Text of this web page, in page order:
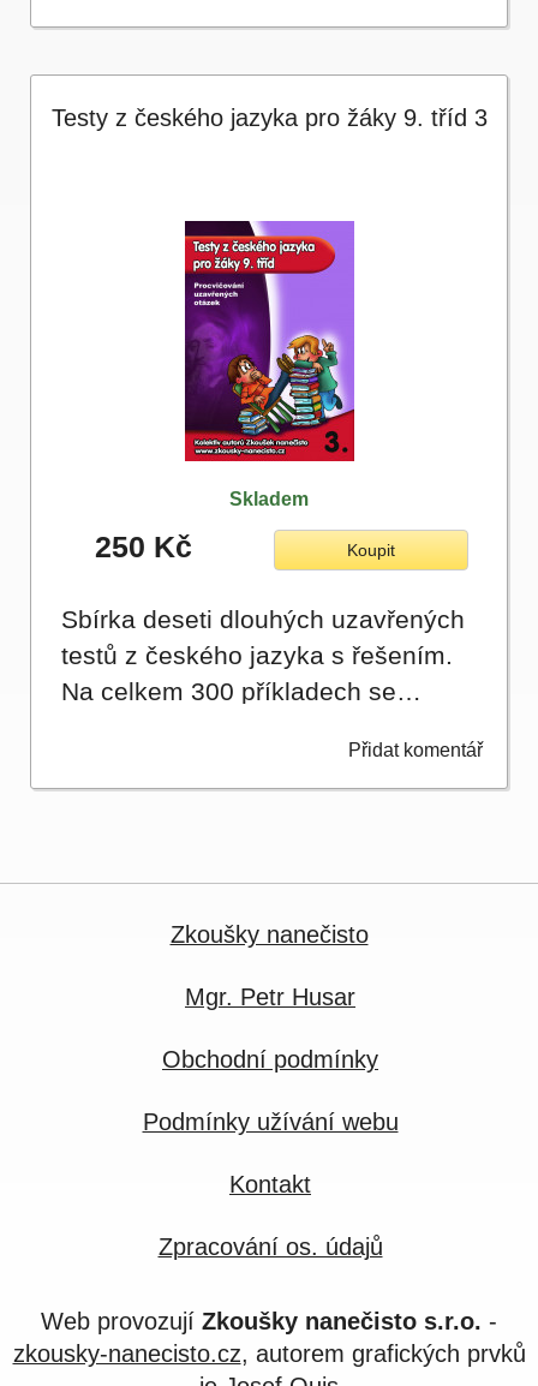
Testy z českého jazyka pro žáky 9. tříd 3
Skladem
250 Kč Koupit
Sbírka deseti dlouhých uzavřených
testů z českého jazyka s řešením.
Na celkem 300 příkladech se…
Přidat komentář
Zkoušky nanečisto
Mgr. Petr Husar
Obchodní podmínky
Podmínky užívání webu
Kontakt
Zpracování os. údajů
Web provozují Zkoušky nanečisto s.r.o. -
zkousky-nanecisto.cz, autorem grafických prvků